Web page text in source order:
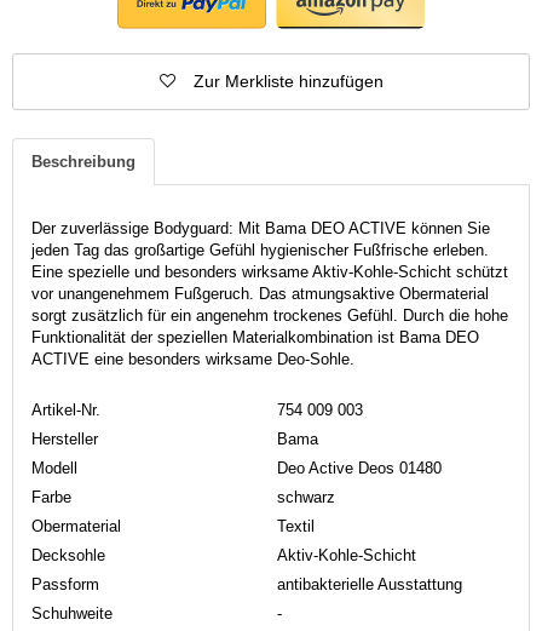
Zur Merkliste hinzufügen
Beschreibung
Der zuverlässige Bodyguard: Mit Bama DEO ACTIVE können Sie
jeden Tag das großartige Gefühl hygienischer Fußfrische erleben.
Eine spezielle und besonders wirksame Aktiv-Kohle-Schicht schützt
vor unangenehmem Fußgeruch. Das atmungsaktive Obermaterial
sorgt zusätzlich für ein angenehm trockenes Gefühl. Durch die hohe
Funktionalität der speziellen Materialkombination ist Bama DEO
ACTIVE eine besonders wirksame Deo-Sohle.
Artikel-Nr.
754 009 003
Hersteller
Bama
Modell
Deo Active Deos 01480
Farbe
schwarz
Obermaterial
Textil
Decksohle
Aktiv-Kohle-Schicht
Passform
antibakterielle Ausstattung
Schuhweite
-